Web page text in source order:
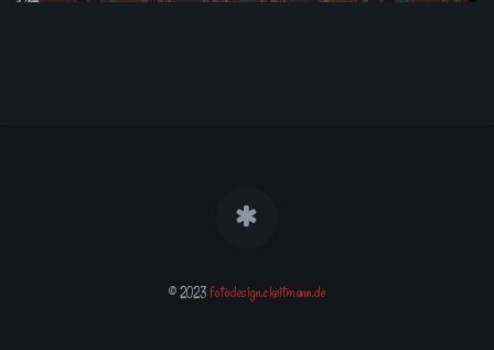
© 2023fotodesign.ckeitmann.de